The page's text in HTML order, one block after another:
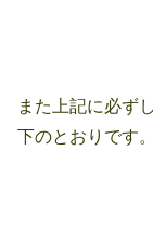
また上記に必ず
下のとおりです。